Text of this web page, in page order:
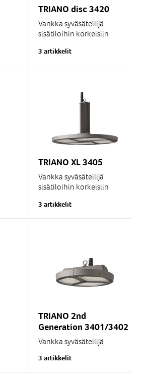
TRIANO disc 3420
Vankka syväsäteilijä
sisätiloihin korkeisiin
vaaditaan korkeaa
valaistustasoa, kuten...
3 artikkelit
TRIANO XL 3405
Vankka syväsäteilijä
sisätiloihin korkeisiin
vaaditaan korkeaa
valaistustasoa, kuten
3 artikkelit
TRIANO 2nd
Generation 3401/3402
Vankka syväsäteilijä
varastoihin,
huolto- ja
3 artikkelit